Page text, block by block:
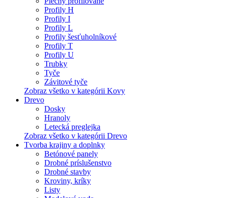
Profily H
Profily I
Profily L
Profily šesťuholníkové
Profily T
Profily U
Trubky
Tyče
Závitové tyče
Zobraz všetko v kategórii Kovy
Drevo
Dosky
Hranoly
Letecká preglejka
Zobraz všetko v kategórii Drevo
Tvorba krajiny a doplnky
Betónové panely
Drobné príslušenstvo
Drobné stavby
Kroviny, kríky
Listy